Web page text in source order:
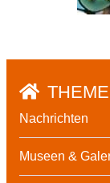
Nachrichten
Museen &